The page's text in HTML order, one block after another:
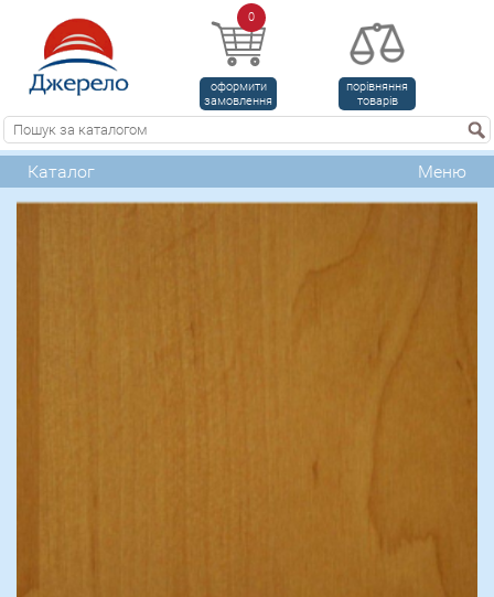
0
оформити
замовлення
порівняння
товарів
Каталог Меню